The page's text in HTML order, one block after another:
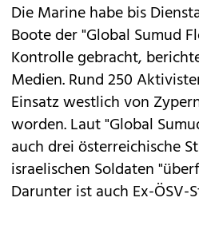
Die Marine habe bis
Boote der "Global Sumud
Kontrolle gebracht,
Medien. Rund 250
Einsatz westlich von
worden. Laut "Global
auch drei österreichische
israelischen Soldaten
Darunter ist auch Ex-ÖSV-